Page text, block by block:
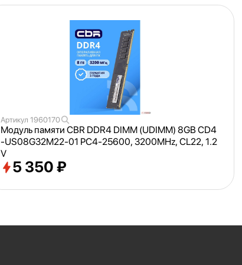
Артикул1960170
Модуль памяти CBR DDR4 DIMM (UDIMM) 8GB CD4
-US08G32M22-01 PC4-25600, 3200MHz, CL22, 1.2
V
5 350 ₽